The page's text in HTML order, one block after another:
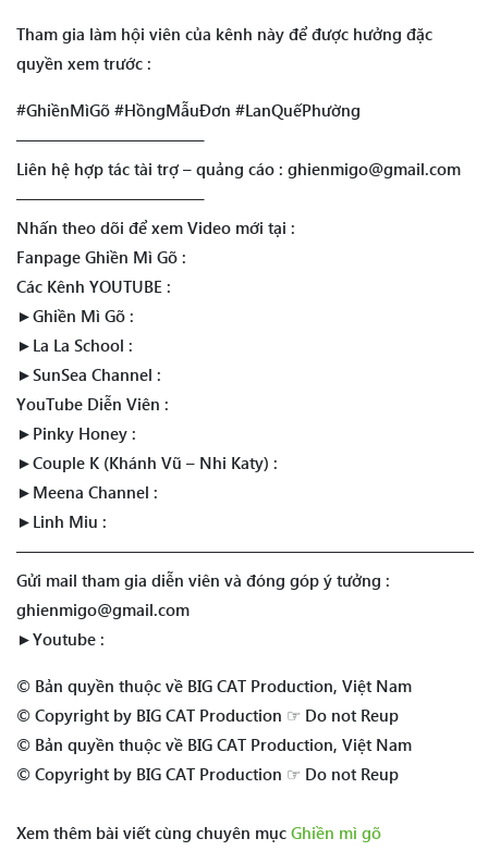
Tham gia làm hội viên của kênh này để được hưởng đặc
quyền xem trước :
#GhiềnMìGõ #HồngMẫuĐơn #LanQuếPhường
———————————–
Liên hệ hợp tác tài trợ – quảng cáo : ghienmigo@gmail.com
———————————–
Nhấn theo dõi để xem Video mới tại :
Fanpage Ghiền Mì Gõ :
Các Kênh YOUTUBE :
►Ghiền Mì Gõ :
►La La School :
►SunSea Channel :
YouTube Diễn Viên :
►Pinky Honey :
►Couple K (Khánh Vũ – Nhi Katy) :
►Meena Channel :
►Linh Miu :
————————————————————————————
Gửi mail tham gia diễn viên và đóng góp ý tưởng :
ghienmigo@gmail.com
►Youtube :
© Bản quyền thuộc về BIG CAT Production, Việt Nam
© Copyright by BIG CAT Production ☞ Do not Reup
© Bản quyền thuộc về BIG CAT Production, Việt Nam
© Copyright by BIG CAT Production ☞ Do not Reup
Xem thêm bài viết cùng chuyên mục Ghiền mì gõ